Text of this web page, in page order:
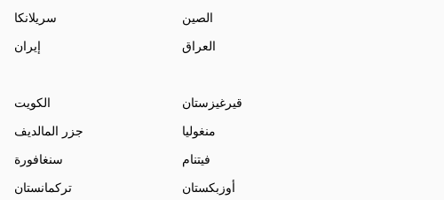
سريلانكا
الصين
إيران العراق
الكويت
قيرغيزستان
جزر المالديف
منغوليا
سنغافورة
فيتنام
تركمانستان أوزبكستان